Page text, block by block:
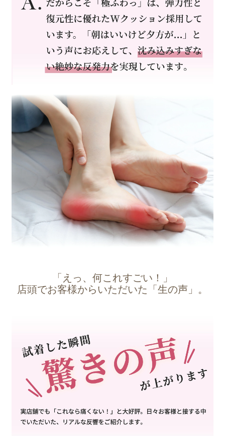
「えっ、何これすごい！」
店頭でお客様からいただいた「生の声」。